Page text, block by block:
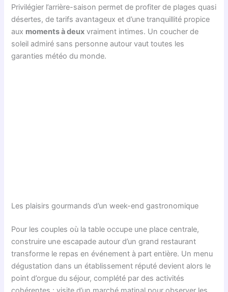
Privilégier l’arrière-saison permet de profiter de plages quasi
désertes, de tarifs avantageux et d’une tranquillité propice
aux moments à deux vraiment intimes. Un coucher de
soleil admiré sans personne autour vaut toutes les
garanties météo du monde.
Les plaisirs gourmands d’un week-end gastronomique
Pour les couples où la table occupe une place centrale,
construire une escapade autour d’un grand restaurant
transforme le repas en événement à part entière. Un menu
dégustation dans un établissement réputé devient alors le
point d’orgue du séjour, complété par des activités